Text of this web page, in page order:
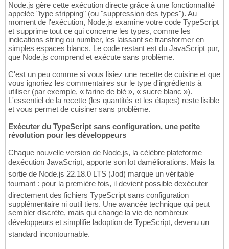
Node.js gère cette exécution directe grâce à une fonctionnalité
appelée "type stripping" (ou "suppression des types"). Au
moment de l'exécution, Node.js examine votre code TypeScript
et supprime tout ce qui concerne les types, comme les
indications string ou number, les laissant se transformer en
simples espaces blancs. Le code restant est du JavaScript pur,
que Node.js comprend et exécute sans problème.
C'est un peu comme si vous lisiez une recette de cuisine et que
vous ignoriez les commentaires sur le type d'ingrédients à
utiliser (par exemple, « farine de blé », « sucre blanc »).
L'essentiel de la recette (les quantités et les étapes) reste lisible
et vous permet de cuisiner sans problème.
Exécuter du TypeScript sans configuration, une petite
révolution pour les développeurs
Chaque nouvelle version de Node.js, la célèbre plateforme
dexécution JavaScript, apporte son lot daméliorations. Mais la
sortie de Node.js 22.18.0 LTS (Jod) marque un véritable
tournant : pour la première fois, il devient possible dexécuter
directement des fichiers TypeScript sans configuration
supplémentaire ni outil tiers. Une avancée technique qui peut
sembler discrète, mais qui change la vie de nombreux
développeurs et simplifie ladoption de TypeScript, devenu un
standard incontournable.